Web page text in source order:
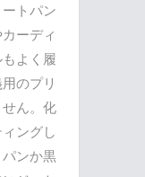
トパン
ーディ
よく履
のプリ
ん。化
ングし
ンか黒